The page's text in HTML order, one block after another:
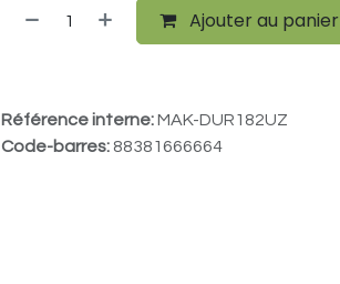
Ajouter au panier
Référence interne:MAK-DUR182UZ
Code-barres: 88381666664